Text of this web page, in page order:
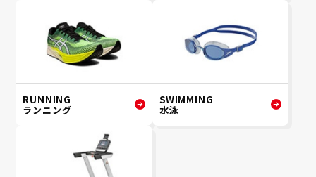
RUNNING
ランニング
SWIMMING
水泳